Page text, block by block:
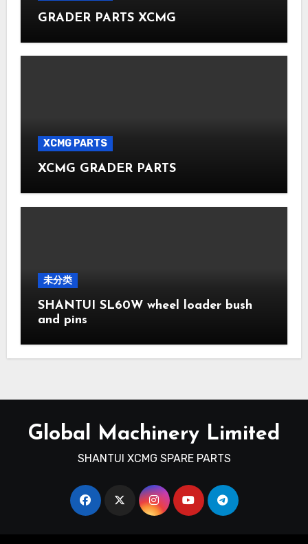
GRADER PARTS XCMG
XCMG PARTS
XCMG GRADER PARTS
未分类
SHANTUI SL60W wheel loader bush
and pins
Global Machinery Limited
SHANTUI XCMG SPARE PARTS